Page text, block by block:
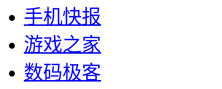
手机快报
游戏之家
数码极客